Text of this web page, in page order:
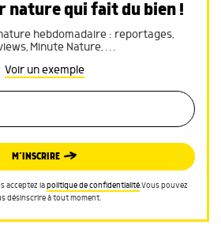
nature qui fait du bien !
hebdomadaire : reportages,
Minute Nature, …
Voir un exemple
M’INSCRIRE
acceptez lapolitique de confidentialité.Vous pouvez
désinscrire à tout moment.